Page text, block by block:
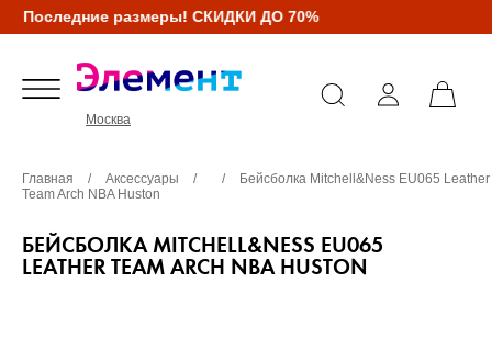
Последние размеры! СКИДКИ ДО 70%
Москва
Главная / Аксессуары / /
Бейсболка Mitchell&Ness EU065 Leather
Team Arch NBA Huston
БЕЙСБОЛКА MITCHELL&NESS EU065
LEATHER TEAM ARCH NBA HUSTON